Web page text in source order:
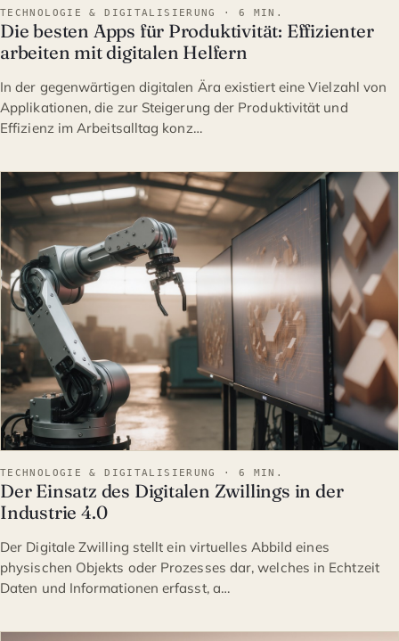
TECHNOLOGIE & DIGITALISIERUNG · 6 MIN.
Die besten Apps für Produktivität: Effizienter
arbeiten mit digitalen Helfern
In der gegenwärtigen digitalen Ära existiert eine Vielzahl von
Applikationen, die zur Steigerung der Produktivität und
Effizienz im Arbeitsalltag konz…
TECHNOLOGIE & DIGITALI
TECHNOLOGIE & DIGITALISIERUNG · 6 MIN.
Der Einsatz des Digitalen Zwillings in der
Industrie 4.0
Der Digitale Zwilling stellt ein virtuelles Abbild eines
physischen Objekts oder Prozesses dar, welches in Echtzeit
Daten und Informationen erfasst, a…